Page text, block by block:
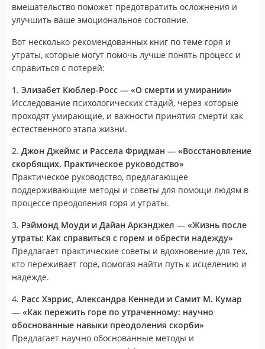
вмешательство поможет предотвратить осложнения и
улучшить ваше эмоциональное состояние.
Вот несколько рекомендованных книг по теме горя и
утраты, которые могут помочь лучше понять процесс и
справиться с потерей:
1. Элизабет Кюблер-Росс — «О смерти и умирании»
Исследование психологических стадий, через которые
проходят умирающие, и важности принятия смерти как
естественного этапа жизни.
2. Джон Джеймс и Рассела Фридман — «Восстановление
скорбящих. Практическое руководство»
Практическое руководство, предлагающее
поддерживающие методы и советы для помощи людям в
процессе преодоления горя и утраты.
3. Рэймонд Моуди и Дайан Аркэнджел — «Жизнь после
утраты: Как справиться с горем и обрести надежду»
Предлагает практические советы и вдохновение для тех,
кто переживает горе, помогая найти путь к исцелению и
надежде.
4. Расс Хэррис, Александра Кеннеди и Самит М. Кумар
— «Как пережить горе по утраченному: научно
обоснованные навыки преодоления скорби»
Предлагает научно обоснованные методы и